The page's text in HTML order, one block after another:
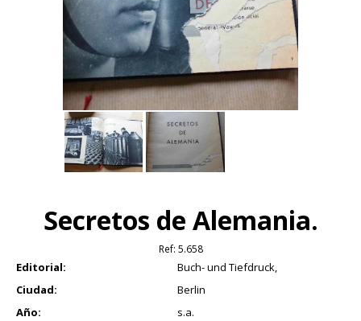
Secretos de Alemania.
Ref: 5.658
Editorial:
Buch- und Tiefdruck,
Ciudad:
Berlin
Año:
s.a.